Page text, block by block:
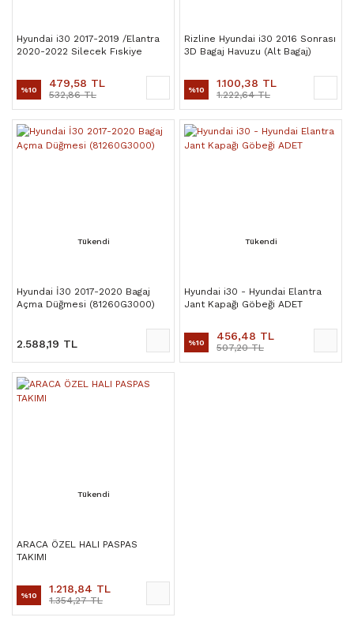
Hyundai i30 2017-2019 /Elantra
2020-2022 Silecek Fıskiye
%10 479,58 TL
532,86 TL
Rizline Hyundai i30 2016 Sonrası
3D Bagaj Havuzu (Alt Bagaj)
%10 1.100,38 TL
1.222,64 TL
Tükendi
Hyundai İ30 2017-2020 Bagaj
Açma Düğmesi (81260G3000)
2.588,19 TL
Tükendi
Hyundai i30 - Hyundai Elantra
Jant Kapağı Göbeği ADET
%10 456,48 TL
507,20 TL
Tükendi
ARACA ÖZEL HALI PASPAS
TAKIMI
%10 1.218,84 TL
1.354,27 TL